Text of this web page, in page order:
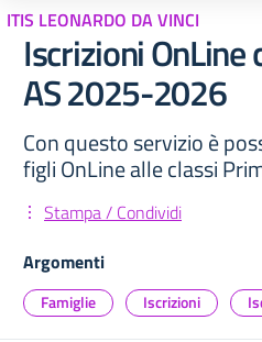
ITIS LEONARDO DA VINCI
Iscrizioni OnLine
AS 2025-2026
Con questo servizio è
figli OnLine alle classi
Stampa / Condividi
Argomenti
Famiglie Iscrizioni